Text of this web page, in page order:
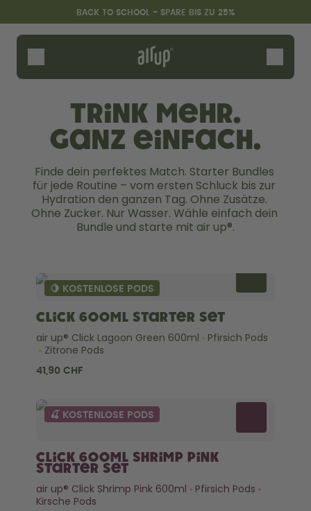
Zum Hauptinhalt springen
Erklärung zur BarrierefreiheitBACK TO SCHOOL - SPARE BIS ZU 25%
Flaschen
Duft-Pods
Zubehör
Starter Sets
Back2School
Gewinnspiel
Back to School - Spare bis zu
25%
Design Edition:
createdbygabe × air up®
Wie funktioniert's
Flaschen vergleichen
Trink mehr.
Ganz einfach.
Finde dein perfektes Match. Starter Bundles
für jede Routine – vom ersten Schluck bis zur
Hydration den ganzen Tag. Ohne Zusätze.
Ohne Zucker. Nur Wasser. Wähle einfach dein
Bundle und starte mit air up®.
🍋 KOSTENLOSE PODS
Click 600ml Starter Set
air up® Click Lagoon Green 600ml
Pfirsich Pods
Zitrone Pods
41,90 CHF
🍒 KOSTENLOSE PODS
Click 600ml Shrimp Pink
Starter Set
air up® Click Shrimp Pink 600ml
Pfirsich Pods
Kirsche Pods